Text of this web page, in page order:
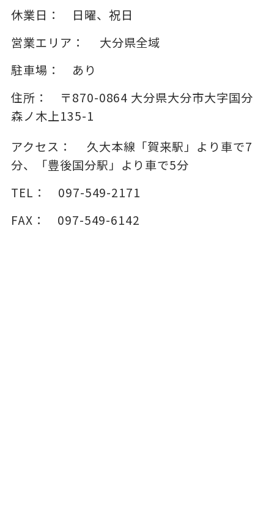
休業日：
日曜、祝日
営業エリア：
大分県全域
駐車場：
あり
住所：
〒870-0864 大分県大分市大字国分
森ノ木上135-1
アクセス：
久大本線「賀来駅」より車で7
分、「豊後国分駅」より車で5分
TEL：
097-549-2171
FAX：
097-549-6142